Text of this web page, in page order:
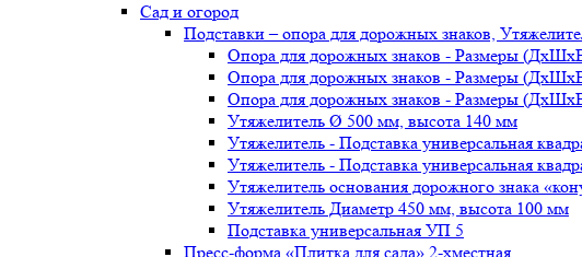
Сад и огород
Подставки – опора для дорожных знаков,
Опора для дорожных знаков - Размеры
Опора для дорожных знаков - Размеры
Опора для дорожных знаков - Размеры
Утяжелитель Ø 500 мм, высота 140 мм
Утяжелитель - Подставка универсальная
Утяжелитель - Подставка универсальная
Утяжелитель основания дорожного знака
Утяжелитель Диаметр 450 мм, высота 100 мм
Подставка универсальная УП 5
Пресс-форма «Плитка для сада» 2-хместная